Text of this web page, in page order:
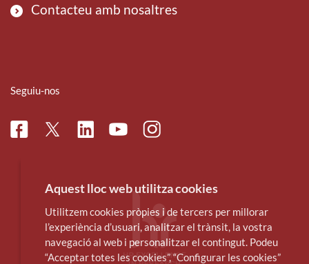
Contacteu amb nosaltres
Seguiu-nos
FacebookTwitterLinkedinYoutubeInstagram
Aquest lloc web utilitza cookies
Utilitzem cookies pròpies i de tercers per millorar
l’experiència d’usuari, analitzar el trànsit, la vostra
navegació al web i personalitzar el contingut. Podeu
“Acceptar totes les cookies”, “Configurar les cookies”